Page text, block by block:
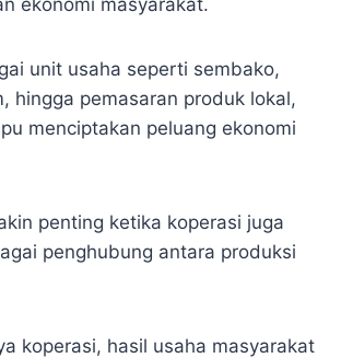
ekonomi masyarakat.
unit usaha seperti sembako,
hingga pemasaran produk lokal,
menciptakan peluang ekonomi
penting ketika koperasi juga
penghubung antara produksi
koperasi, hasil usaha masyarakat